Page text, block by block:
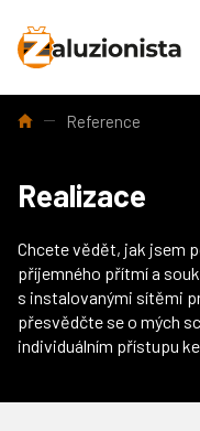
Úvod Reference
Realizace
Chcete vědět, jak jsem
příjemného přítmí a
s instalovanými sítěmi
přesvědčte se o mých
individuálním přístupu